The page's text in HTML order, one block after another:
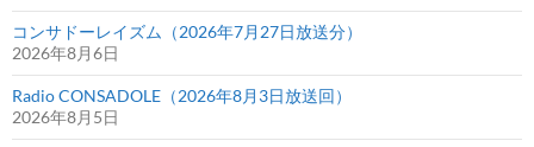
コンサドーレイズム（2026年7月27日放送分）
2026年8月6日
Radio CONSADOLE（2026年8月3日放送回）
2026年8月5日